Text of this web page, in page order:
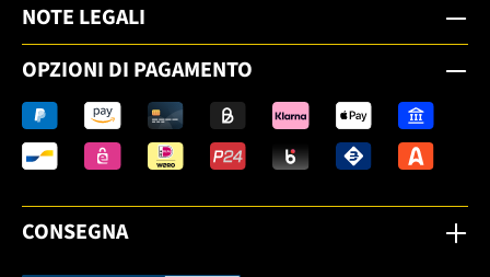
NOTE LEGALI
OPZIONI DI PAGAMENTO
CONSEGNA